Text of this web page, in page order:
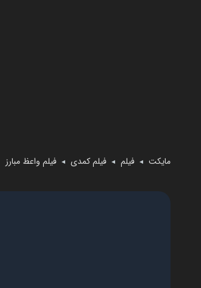
مایکت ◄ فیلم ◄ فیلم کمدی ◄ فیلم واعظ مبارز